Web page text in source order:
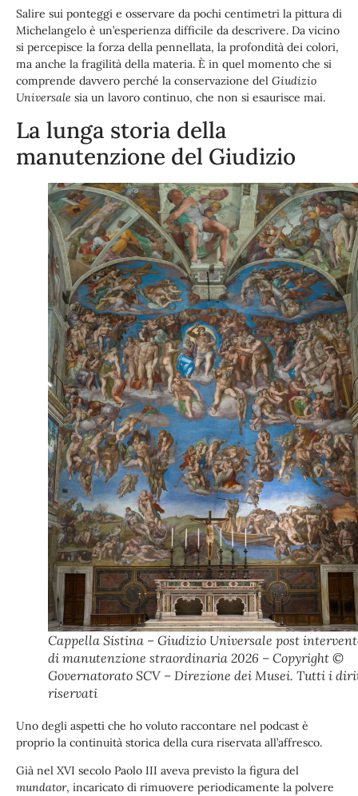
Salire sui ponteggi e osservare da pochi centimetri la pittura di
Michelangelo è un’esperienza difficile da descrivere. Da vicino
si percepisce la forza della pennellata, la profondità dei colori,
ma anche la fragilità della materia. È in quel momento che si
comprende davvero perché la conservazione del Giudizio
Universale sia un lavoro continuo, che non si esaurisce mai.
La lunga storia della
manutenzione del Giudizio
Cappella Sistina – Giudizio Universale post
di manutenzione straordinaria 2026 – Copyright ©
Governatorato SCV – Direzione dei Musei. Tutti i
riservati
Uno degli aspetti che ho voluto raccontare nel podcast è
proprio la continuità storica della cura riservata all’affresco.
Già nel XVI secolo Paolo III aveva previsto la figura del
mundator, incaricato di rimuovere periodicamente la polvere